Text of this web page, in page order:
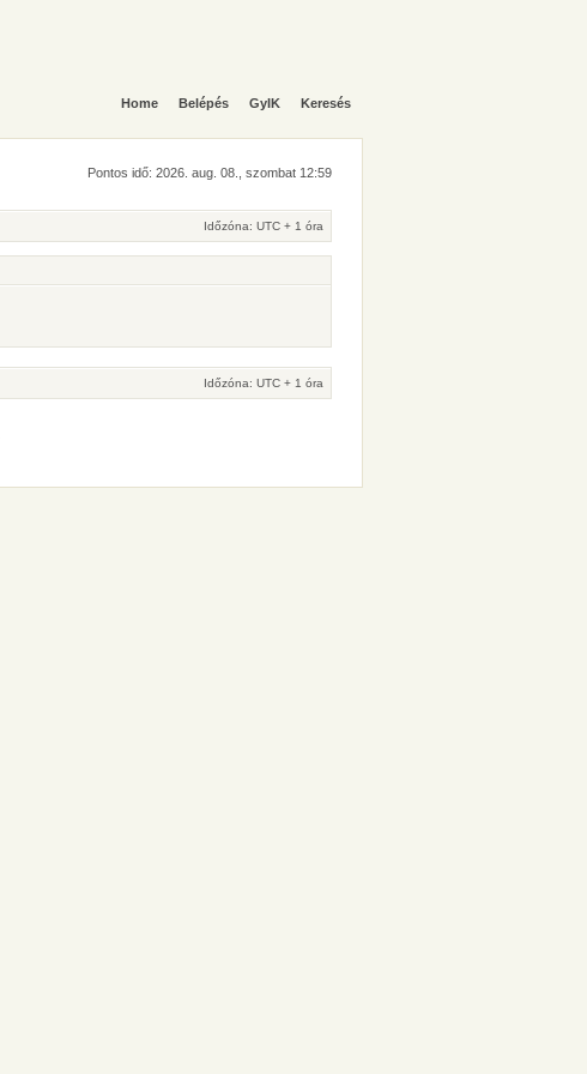
Home Belépés GyIK Keresés
Pontos idő: 2026. aug. 08., szombat 12:59
Időzóna: UTC + 1 óra
Időzóna: UTC + 1 óra